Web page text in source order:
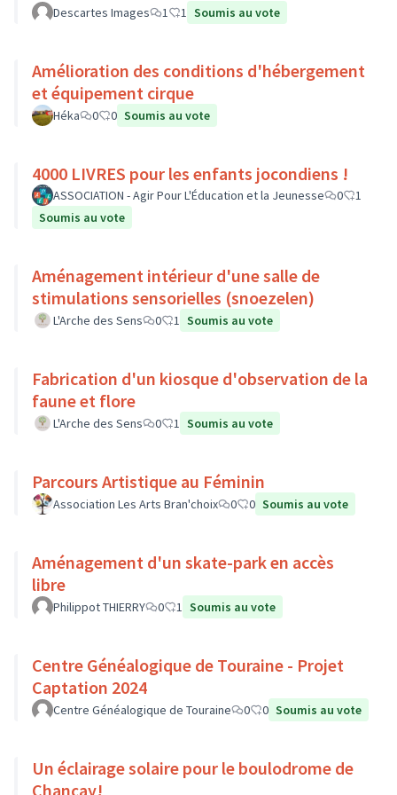
Descartes Images 1 1 Soumis au vote
Amélioration des conditions d'hébergement
et équipement cirque
Héka 0 0 Soumis au vote
4000 LIVRES pour les enfants jocondiens !
ASSOCIATION - Agir Pour L'Éducation et la Jeunesse 0
1
Soumis au vote
Aménagement intérieur d'une salle de
stimulations sensorielles (snoezelen)
L'Arche des Sens 0 1 Soumis au vote
Fabrication d'un kiosque d'observation de la
faune et flore
L'Arche des Sens 0 1 Soumis au vote
Parcours Artistique au Féminin
Association Les Arts Bran'choix 0 0 Soumis au vote
Aménagement d'un skate-park en accès
libre
Philippot THIERRY 0 1 Soumis au vote
Centre Généalogique de Touraine - Projet
Captation 2024
Centre Généalogique de Touraine 0 0 Soumis au vote
Un éclairage solaire pour le boulodrome de
Chançay!